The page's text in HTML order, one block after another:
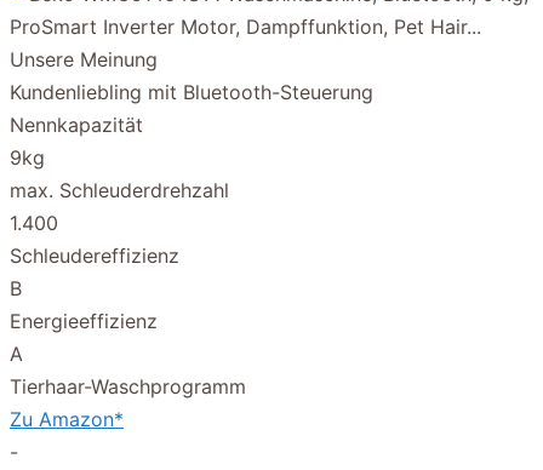
Unsere Meinung
Kundenliebling mit Bluetooth-Steuerung
Nennkapazität
9kg
max. Schleuderdrehzahl
1.400
Schleudereffizienz
B
Energieeffizienz
A
Tierhaar-Waschprogramm
Zu Amazon*
-